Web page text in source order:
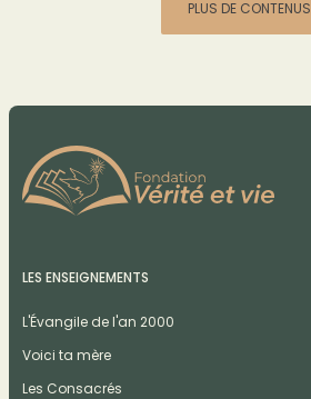
PLUS DE CONTENUS
LES ENSEIGNEMENTS
L'Évangile de l'an 2000
Voici ta mère
Les Consacrés